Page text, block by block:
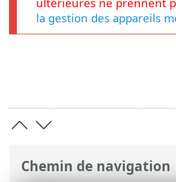
Chemin de navigation
la gestion des appareils